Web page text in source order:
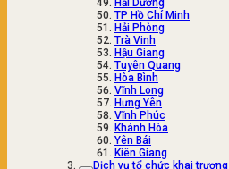
Hải Dương
TP Hồ Chí Minh
Hải Phòng
Trà Vinh
Hậu Giang
Tuyên Quang
Hòa Bình
Vĩnh Long
Hưng Yên
Vĩnh Phúc
Khánh Hòa
Yên Bái
Kiên Giang
Dịch vụ tổ chức khai trương